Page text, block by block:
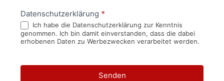
Datenschutzerklärung *
Ich habe die Datenschutzerklärung zur Kenntnis
genommen. Ich bin damit einverstanden, dass die dabei
erhobenen Daten zu Werbezwecken verarbeitet werden.
Senden